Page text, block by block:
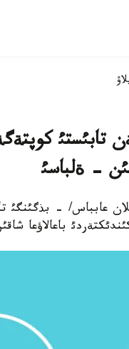
تابئستئ
- ةلباسئ
عابباس/ - بذگئنگئ
باعالاؤعا